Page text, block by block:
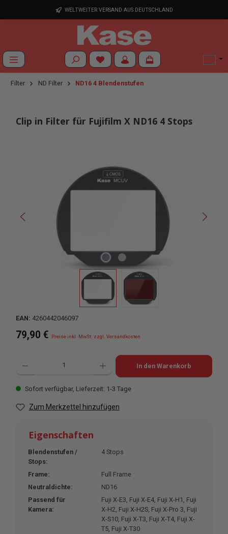
Zum Hauptinhalt springenWELTWEITER VERSAND AUS DEUTSCHLAND
Du hast 0 Produkte auf dem Merkzettel
Filter ND Filter ND16 4 Blendenstufen
Clip in Filter für Fujifilm X ND16 4 Stops
Bildergalerie überspringen
EAN: 4260442046097
Regulärer Preis:
79,90 € Preise inkl. MwSt. zzgl. Versandkosten
Produkt Anzahl: Gib den gewünschten Wert ein oder benutze die
In den Warenkorb
Sofort verfügbar, Lieferzeit: 1-3 Tage
Zum Merkzettel hinzufügen
Eigenschaften
Blendenstufen /
Stops:
4 Stops
Frame:
Full Frame
Neutraldichte:
ND16
Passend für
Kamera:
Fuji X-E3, Fuji X-E4, Fuji X-H1 , Fuji
X-H2, Fuji X-H2S, Fuji X-Pro 3, Fuji
X-S10, Fuji X-T3, Fuji X-T4, Fuji X-
T5, Fuji X-T30